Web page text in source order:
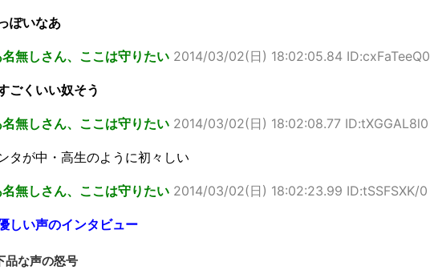
ぽいなあ
名無しさん、ここは守りたい 2014/03/02(日) 18:02:05.84 ID:cxFaTeeQ0
ごくいい奴そう
名無しさん、ここは守りたい 2014/03/02(日) 18:02:08.77 ID:tXGGAL8l0
タが中・高生のように初々しい
名無しさん、ここは守りたい 2014/03/02(日) 18:02:23.99 ID:tSSFSXK/0
しい声のインタビュー
品な声の怒号